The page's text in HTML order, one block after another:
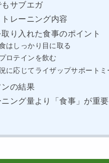
サブエガ
レーニング内容
り入れた食事のポイント
はしっかり目に取る
ロテインを飲む
に応じてライザップサポートミ
の結果
ング量より「食事」が重